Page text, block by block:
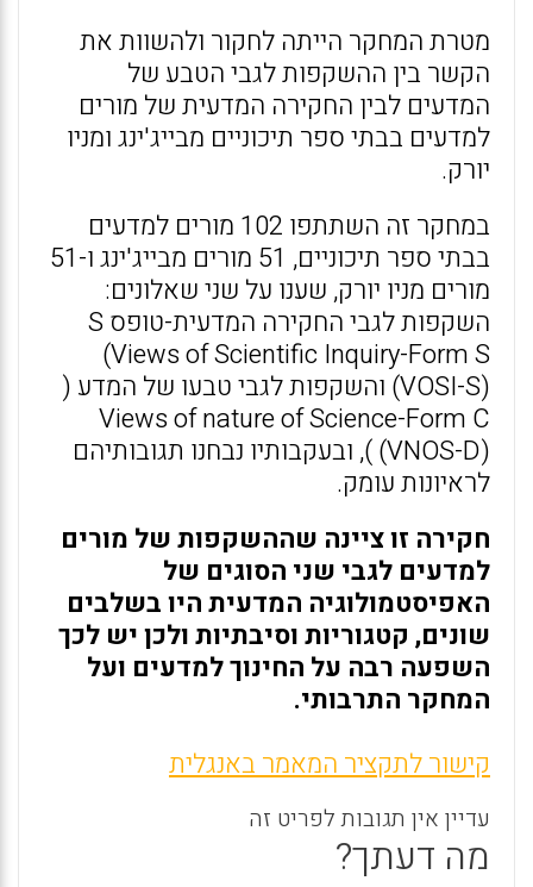
מטרת המחקר הייתה לחקור ולהשוות את
הקשר בין ההשקפות לגבי הטבע של
המדעים לבין החקירה המדעית של מורים
למדעים בבתי ספר תיכוניים מבייג'ינג ומניו
יורק.
במחקר זה השתתפו 102 מורים למדעים
בבתי ספר תיכוניים, 51 מורים מבייג'ינג ו-51
מורים מניו יורק, שענו על שני שאלונים:
השקפות לגבי החקירה המדעית-טופס S
(Views of Scientific Inquiry-Form S
(VOSI-S) והשקפות לגבי טבעו של המדע (
Views of nature of Science-Form C
(VNOS-D) ), ובעקבותיו נבחנו תגובותיהם
לראיונות עומק.
חקירה זו ציינה שההשקפות של מורים
למדעים לגבי שני הסוגים של
האפיסטמולוגיה המדעית היו בשלבים
שונים, קטגוריות וסיבתיות ולכן יש לכך
השפעה רבה על החינוך למדעים ועל
המחקר התרבותי.
קישור לתקציר המאמר באנגלית
עדיין אין תגובות לפריט זה
מה דעתך?